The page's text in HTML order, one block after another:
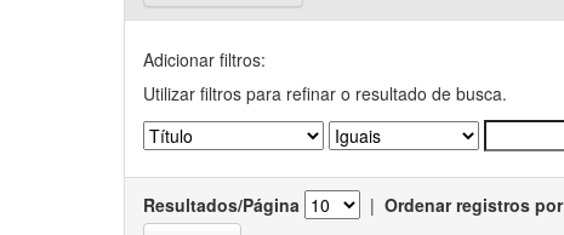
Adicionar filtros:
Utilizar filtros para refinar o resultado de busca.
Resultados/Página | Ordenar registros por